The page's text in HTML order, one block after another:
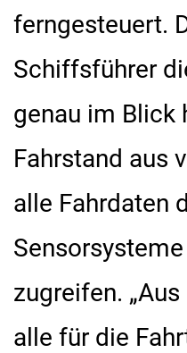
ferngesteuert.
Schiffsführer
genau im Blick
Fahrstand aus
alle Fahrdaten
zugreifen.
alle für die